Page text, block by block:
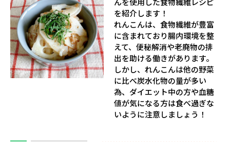
を紹介します！
れんこんは、食物繊維が豊富
に含まれており腸内環境を整
えて、便秘解消や老廃物の排
出を助ける働きがあります。
しかし、れんこんは他の野菜
に比べ炭水化物の量が多い
為、ダイエット中の方や血糖
値が気になる方は食べ過ぎな
いように注意しましょう！